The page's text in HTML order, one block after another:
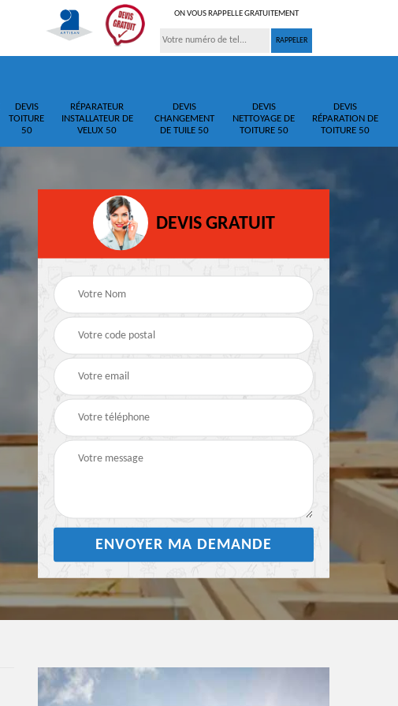
ON VOUS RAPPELLE GRATUITEMENT
DEVIS
TOITURE
50
RÉPARATEUR
INSTALLATEUR DE
VELUX 50
DEVIS
CHANGEMENT
DE TUILE 50
DEVIS
NETTOYAGE DE
TOITURE 50
DEVIS
RÉPARATION DE
TOITURE 50
DEVIS GRATUIT